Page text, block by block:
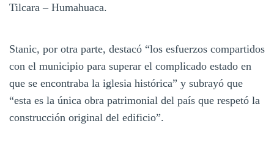
Tilcara – Humahuaca.
Stanic, por otra parte, destacó “los esfuerzos compartidos
con el municipio para superar el complicado estado en
que se encontraba la iglesia histórica” y subrayó que
“esta es la única obra patrimonial del país que respetó la
construcción original del edificio”.